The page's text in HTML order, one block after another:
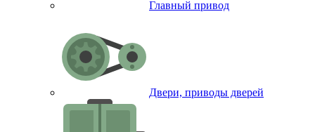
Главный привод
Двери, приводы дверей